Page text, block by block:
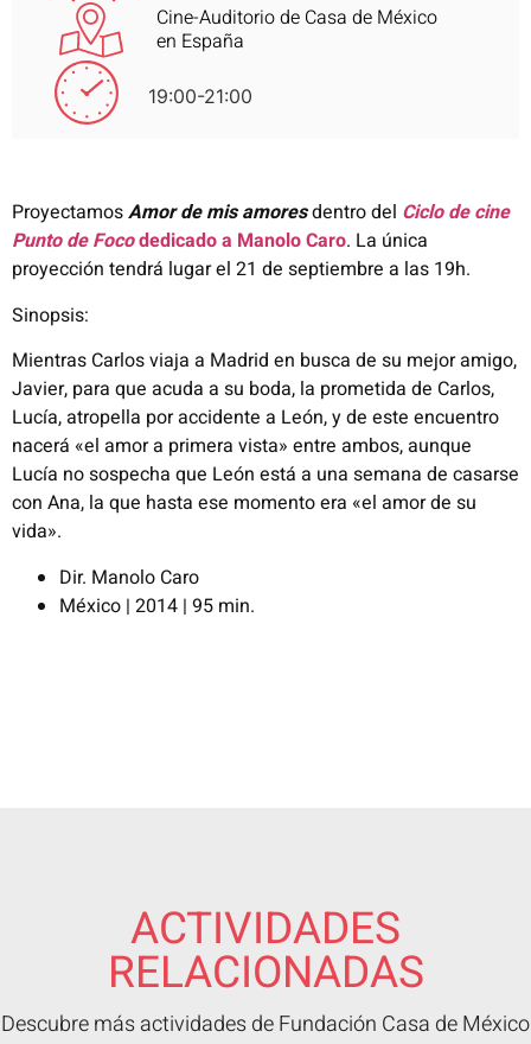
Cine-Auditorio de Casa de México
en España
19:00-21:00
ProyectamosAmor de mis amoresdentro del Ciclo de cine
Punto de Focodedicado a Manolo Caro. La única
proyección tendrá lugar el 21 de septiembre a las 19h.
Sinopsis:
Mientras Carlos viaja a Madrid en busca de su mejor amigo,
Javier, para que acuda a su boda, la prometida de Carlos,
Lucía, atropella por accidente a León, y de este encuentro
nacerá «el amor a primera vista» entre ambos, aunque
Lucía no sospecha que León está a una semana de casarse
con Ana, la que hasta ese momento era «el amorde su
vida».
Dir. Manolo Caro
México | 2014 | 95 min.
ACTIVIDADES
RELACIONADAS
Descubre más actividades de Fundación Casa de México